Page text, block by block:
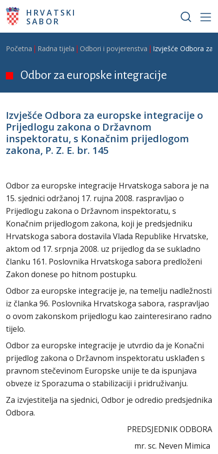
Skoči na glavni sadržaj
HRVATSKI
SABOR
Breadcrumb
Početna Radna tijela Odbori i povjerenstva Izvješće Odbora za
Odbor za europske integracije
Izvješće Odbora za europske integracije o
Prijedlogu zakona o Državnom
inspektoratu, s Konačnim prijedlogom
zakona, P. Z. E. br. 145
Odbor za europske integracije Hrvatskoga sabora je na
15. sjednici održanoj 17. rujna 2008. raspravljao o
Prijedlogu zakona o Državnom inspektoratu, s
Konačnim prijedlogom zakona, koji je predsjedniku
Hrvatskoga sabora dostavila Vlada Republike Hrvatske,
aktom od 17. srpnja 2008. uz prijedlog da se sukladno
članku 161. Poslovnika Hrvatskoga sabora predloženi
Zakon donese po hitnom postupku.
Odbor za europske integracije je, na temelju nadležnosti
iz članka 96. Poslovnika Hrvatskoga sabora, raspravljao
o ovom zakonskom prijedlogu kao zainteresirano radno
tijelo.
Odbor za europske integracije je utvrdio da je Konačni
prijedlog zakona o Državnom inspektoratu usklađen s
pravnom stečevinom Europske unije te da ispunjava
obveze iz Sporazuma o stabilizaciji i pridruživanju.
Za izvjestitelja na sjednici, Odbor je odredio predsjednika
Odbora.
PREDSJEDNIK ODBORA
mr. sc. Neven Mimica